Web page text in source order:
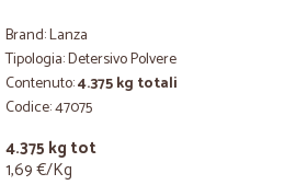
Brand: Lanza
Tipologia: Detersivo Polvere
Contenuto:4.375 kg totali
Codice: 47075
4.375 kg tot
1,69 €/Kg